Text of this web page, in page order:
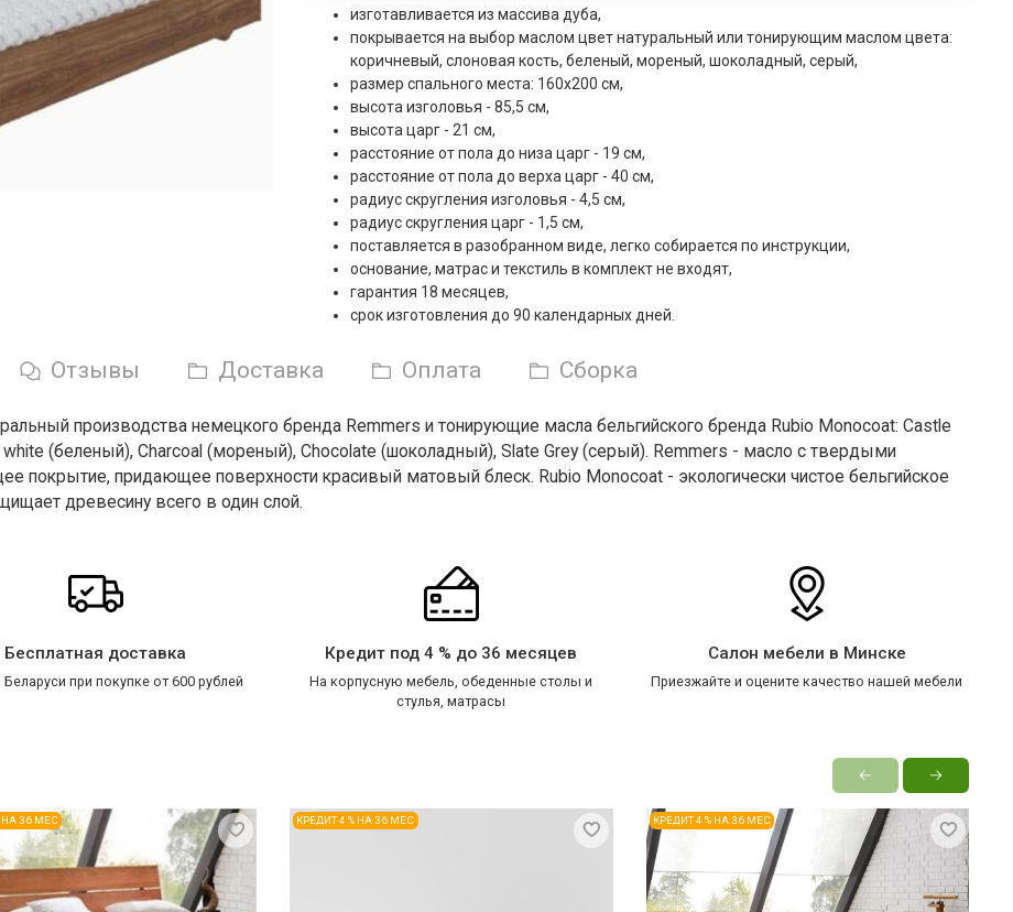
изготавливается из массива дуба,
покрывается на выбор маслом цвет натуральный или тонирующим маслом цвета:
коричневый, слоновая кость, беленый, мореный, шоколадный, серый,
размер спального места: 160x200 см,
высота изголовья - 85,5 см,
высота царг - 21 см,
расстояние от пола до низа царг - 19 см,
расстояние от пола до верха царг - 40 см,
радиус скругления изголовья - 4,5 см,
радиус скругления царг - 1,5 см,
поставляется в разобранном виде, легко собирается по инструкции,
основание, матрас и текстиль в комплект не входят,
гарантия 18 месяцев,
срок изготовления до 90 календарных дней.
Отзывы Доставка Оплата Сборка
производства немецкого бренда Remmers и тонирующие масла бельгийского бренда Rubio Monocoat: Castle
(беленый), Charcoal (мореный), Chocolate (шоколадный), Slate Grey (серый). Remmers - масло с твердыми
покрытие, придающее поверхности красивый матовый блеск. Rubio Monocoat - экологически чистое бельгийское
древесину всего в один слой.
Бесплатная доставка
при покупке от 600 рублей
Кредит под 4 % до 36 месяцев
На корпусную мебель, обеденные столы и
стулья, матрасы
Салон мебели в Минске
Приезжайте и оцените качество нашей мебели
НА 36 МЕС КРЕДИТ 4 % НА 36 МЕС КРЕДИТ 4 % НА 36 МЕС